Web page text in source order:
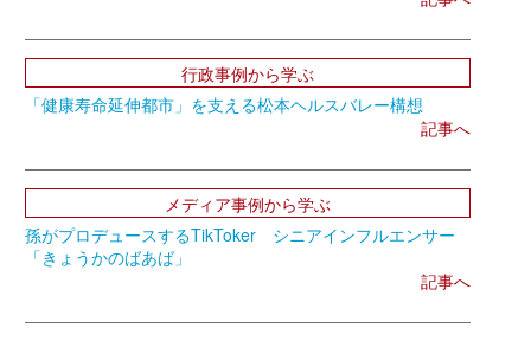
行政事例から学ぶ
「健康寿命延伸都市」を支える松本ヘルスバレー構想
記事へ
メディア事例から学ぶ
孫がプロデュースするTikToker シニアインフルエンサー
「きょうかのばあば」
記事へ